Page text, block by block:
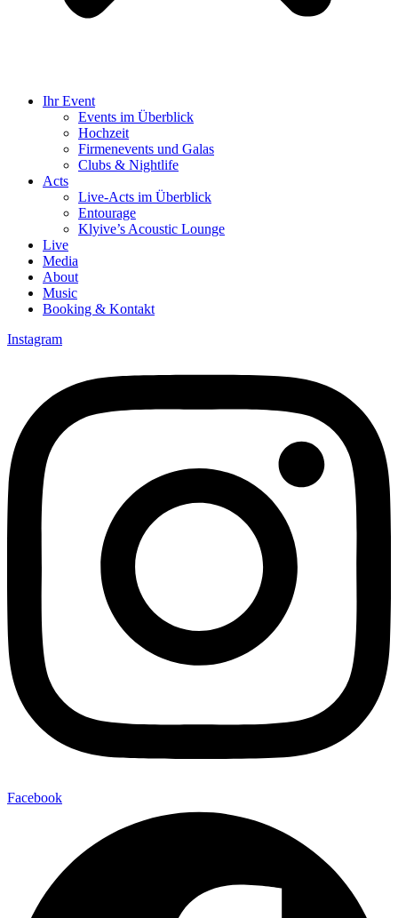
Ihr Event
Events im Überblick
Hochzeit
Firmenevents und Galas
Clubs & Nightlife
Acts
Live-Acts im Überblick
Entourage
Klyive’s Acoustic Lounge
Live
Media
About
Music
Booking & Kontakt
Instagram
Facebook